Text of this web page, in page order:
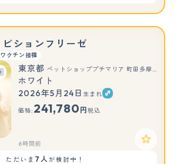
ビションフリーゼ
ワクチン接種
東京都 ペットショッププチマリア 町田多摩境店
ホワイト
2026年5月24日 生まれ
価格: 241,780 円 税込
6時間前
ただいま 7人が検討中！